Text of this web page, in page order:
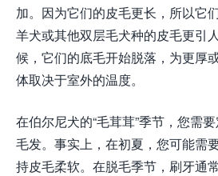
加。因为它们的皮毛更长，所以它
羊犬或其他双层毛犬种的皮毛更引
候，它们的底毛开始脱落，为更厚
体取决于室外的温度。
在伯尔尼犬的“毛茸茸”季节，您需
毛发。事实上，在初夏，您可能需
持皮毛柔软。在脱毛季节，刷牙通